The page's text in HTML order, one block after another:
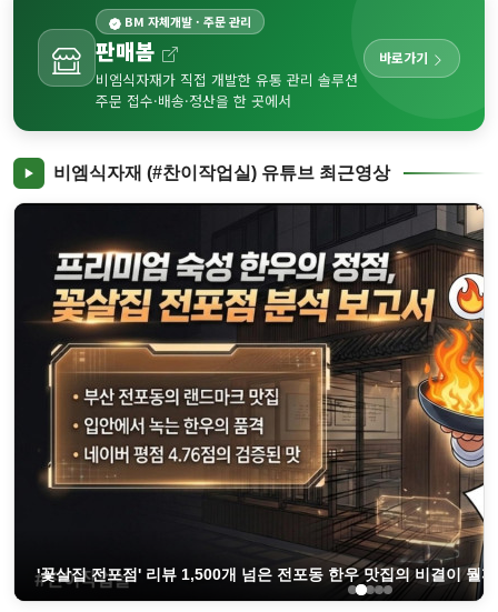
BM 자체개발 · 주문 관리
판매봄
비엠식자재가 직접 개발한 유통 관리 솔루션
주문 접수·배송·정산을 한 곳에서
바로가기
▶ 비엠식자재 (#찬이작업실) 유튜브 최근영상
✨ 부산대생이 꽁꽁 숨겨둔 '찐' 보석 같은 공간, 토비코에서 보낸
'꽃살집 전포점' 리뷰 1,500개 넘은 전포동 한우 맛집의 비결이 뭘